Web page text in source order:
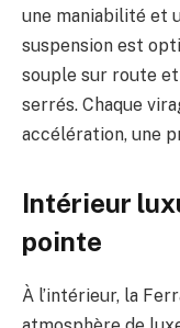
une maniabilité et
suspension est
souple sur route
serrés. Chaque
accélération, une
Intérieur
pointe
À l’intérieur, la